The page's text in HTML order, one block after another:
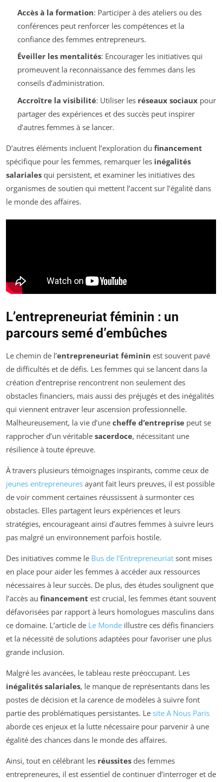
Accès à la formation: Participer à des ateliers ou des
conférences peut renforcer les compétences et la
confiance des femmes entrepreneurs.
Éveiller les mentalités: Encourager les initiatives qui
promeuvent la reconnaissance des femmes dans les
conseils d’administration.
Accroître la visibilité: Utiliser les réseaux sociauxpour
partager des expériences et des succès peut inspirer
d’autres femmes à se lancer.
D’autres éléments incluent l’exploration du financement
spécifique pour les femmes, remarquer les inégalités
salariales qui persistent, et examiner les initiatives des
organismes de soutien qui mettent l’accent sur l’égalité dans
le monde des affaires.
L’entrepreneuriat féminin : un
parcours semé d’embûches
Le chemin de l’entrepreneuriat féminin est souvent pavé
de difficultés et de défis. Les femmes qui se lancent dans la
création d’entreprise rencontrent non seulement des
obstacles financiers, mais aussi des préjugés et des inégalités
qui viennent entraver leur ascension professionnelle.
Malheureusement, la vie d’une cheffe d’entreprise peut se
rapprocher d’un véritable sacerdoce, nécessitant une
résilience à toute épreuve.
À travers plusieurs témoignages inspirants, comme ceux de
jeunes entrepreneures ayant fait leurs preuves, il est possible
de voir comment certaines réussissent à surmonter ces
obstacles. Elles partagent leurs expériences et leurs
stratégies, encourageant ainsi d’autres femmes à suivre leurs
pas malgré un environnement parfois hostile.
Des initiatives comme le Bus de l’Entrepreneuriat sont mises
en place pour aider les femmes à accéder aux ressources
nécessaires à leur succès. De plus, des études soulignent que
l’accès au financement est crucial, les femmes étant souvent
défavorisées par rapport à leurs homologues masculins dans
ce domaine. L’article de Le Monde illustre ces défis financiers
et la nécessité de solutions adaptées pour favoriser une plus
grande inclusion.
Malgré les avancées, le tableau reste préoccupant. Les
inégalités salariales, le manque de représentants dans les
postes de décision et la carence de modèles à suivre font
partie des problématiques persistantes. Le site A Nous Paris
aborde ces enjeux et la lutte nécessaire pour parvenir à une
égalité des chances dans le monde des affaires.
Ainsi, tout en célébrant les réussites des femmes
entrepreneures, il est essentiel de continuer d’interroger et de